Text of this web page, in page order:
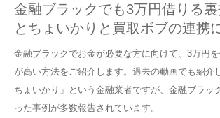
金融ブラックでも3万円借りる
とちょいかりと買取ボブの連携
金融ブラックでお金が必要な方に向けて、3万円
が高い方法をご紹介します。過去の動画でも紹介
ちょいかり」という金融業者ですが、金融ブラッ
った事例が多数報告されています。